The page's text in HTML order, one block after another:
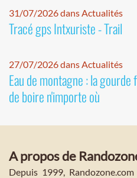
31/07/2026 dans Actualités
Tracé gps Intxuriste - Trail
27/07/2026 dans Actualités
Eau de montagne : la
de boire n'importe où
A propos de
Depuis 1999,